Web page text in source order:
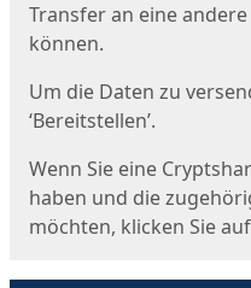
Transfer an eine
können.
Um die Daten zu
‘Bereitstellen’.
Wenn Sie eine
haben und die
möchten, klicken Sie